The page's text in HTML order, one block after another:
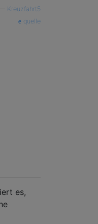
Kreuzfahrt5
quelle
es,